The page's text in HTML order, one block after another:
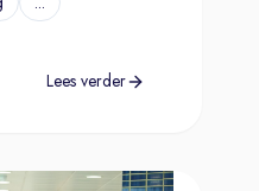
Lees verder